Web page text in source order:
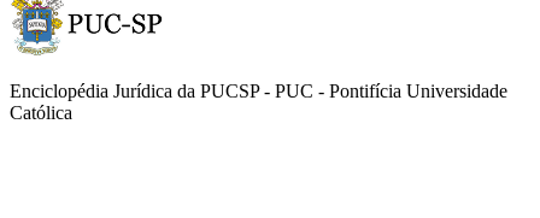
Enciclopédia Jurídica da PUCSP - PUC - Pontifícia Universidade
Católica